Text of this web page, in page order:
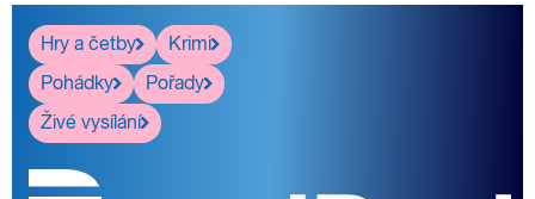
Hry a četby
Krimi
Pohádky
Pořady
Živé vysílání